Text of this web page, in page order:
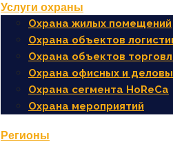
Услуги охраны
Охрана жилых помещений
Охрана объектов
Охрана объектов
Охрана офисных и
Охрана сегмента HoReCa
Охрана мероприятий
Регионы